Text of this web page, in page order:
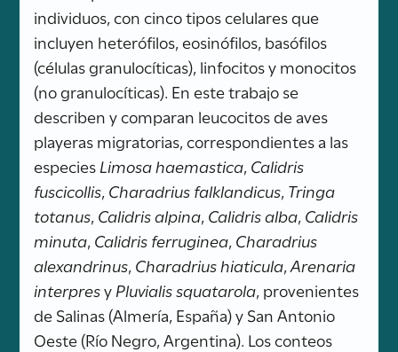
individuos, con cinco tipos celulares que
incluyen heterófilos, eosinófilos, basófilos
(células granulocíticas), linfocitos y monocitos
(no granulocíticas). En este trabajo se
describen y comparan leucocitos de aves
playeras migratorias, correspondientes a las
especiesLimosa haemastica,Calidris
fuscicollis,Charadrius falklandicus,Tringa
totanus,Calidris alpina,Calidris alba,Calidris
minuta,Calidris ferruginea,Charadrius
alexandrinus,Charadrius hiaticula,Arenaria
interpresyPluvialis squatarola, provenientes
de Salinas (Almería, España) y San Antonio
Oeste (Río Negro, Argentina). Los conteos